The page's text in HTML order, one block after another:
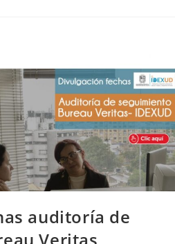
auditoría de
Veritas